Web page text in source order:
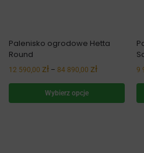
Palenisko ogrodowe Hetta
Round
12 590,00 zł – 84 890,00 zł
Wybierz opcje
9